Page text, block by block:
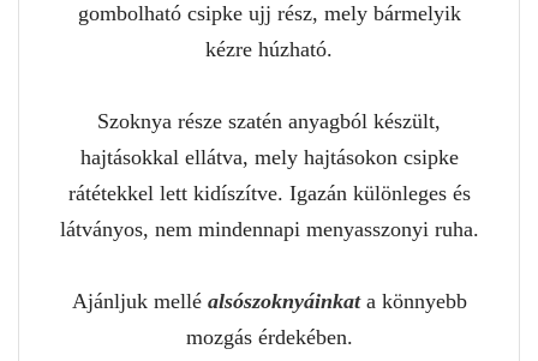
gombolható csipke ujj rész, mely bármelyik
kézre húzható.
Szoknya része szatén anyagból készült,
hajtásokkal ellátva, mely hajtásokon csipke
rátétekkel lett kidíszítve. Igazán különleges és
látványos, nem mindennapi menyasszonyi ruha.
Ajánljuk mellé alsószoknyáinkat a könnyebb
mozgás érdekében.